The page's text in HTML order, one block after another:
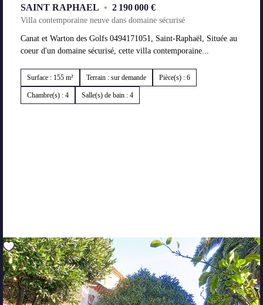
SAINT RAPHAEL • 2 190 000 €
Villa contemporaine neuve dans domaine sécurisé
Canat et Warton des Golfs 0494171051, Saint-Raphaël, Située au
coeur d'un domaine sécurisé, cette villa contemporaine...
Surface : 155 m² Terrain : sur demande Pièce(s) : 6
Chambre(s) : 4 Salle(s) de bain : 4